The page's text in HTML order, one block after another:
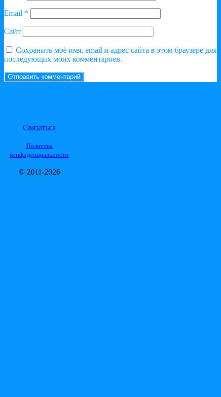
Email *
Сайт
Сохранить моё имя, email и адрес сайта в этом браузере для
последующих моих комментариев.
Связаться
Политика
конфиденциальности
© 2011-2026